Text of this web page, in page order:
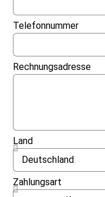
Telefonnummer
Rechnungsadresse
Land
Zahlungsart